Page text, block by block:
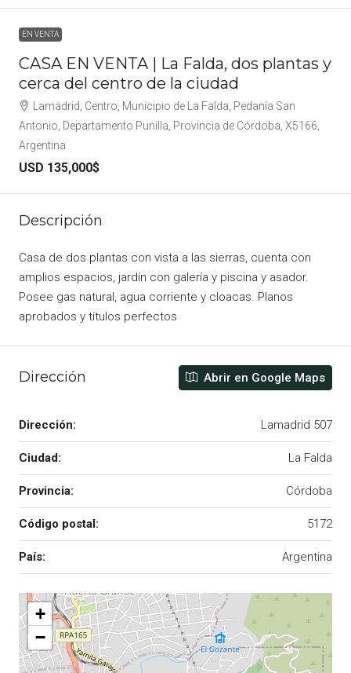
EN VENTA
CASA EN VENTA | La Falda, dos plantas y
cerca del centro de la ciudad
Lamadrid, Centro, Municipio de La Falda, Pedanía San
Antonio, Departamento Punilla, Provincia de Córdoba, X5166,
Argentina
USD 135,000$
Descripción
Casa de dos plantas con vista a las sierras, cuenta con
amplios espacios, jardín con galería y piscina y asador.
Posee gas natural, agua corriente y cloacas. Planos
aprobados y títulos perfectos
Dirección Abrir en Google Maps
Dirección: Lamadrid 507
Ciudad: La Falda
Provincia: Córdoba
Código postal: 5172
País: Argentina
+
−